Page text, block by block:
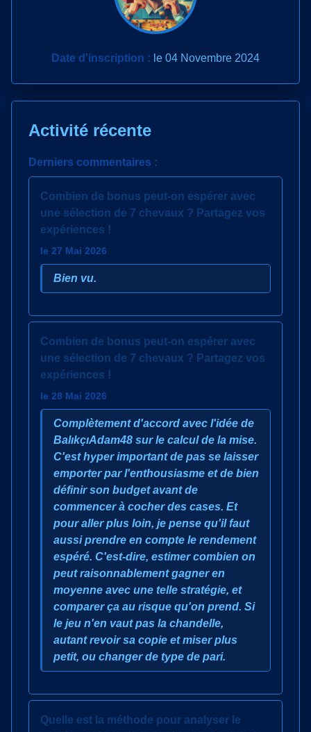
Date d'inscription : le 04 Novembre 2024
Activité récente
Derniers commentaires :
Combien de bonus peut-on espérer avec
une sélection de 7 chevaux ? Partagez vos
expériences !
le 27 Mai 2026
Bien vu.
Combien de bonus peut-on espérer avec
une sélection de 7 chevaux ? Partagez vos
expériences !
le 28 Mai 2026
Complètement d'accord avec l'idée de
BalıkçıAdam48 sur le calcul de la mise.
C'est hyper important de pas se laisser
emporter par l'enthousiasme et de bien
définir son budget avant de
commencer à cocher des cases. Et
pour aller plus loin, je pense qu'il faut
aussi prendre en compte le rendement
espéré. C'est-dire, estimer combien on
peut raisonnablement gagner en
moyenne avec une telle stratégie, et
comparer ça au risque qu'on prend. Si
le jeu n'en vaut pas la chandelle,
autant revoir sa copie et miser plus
petit, ou changer de type de pari.
Quelle est la méthode pour analyser le